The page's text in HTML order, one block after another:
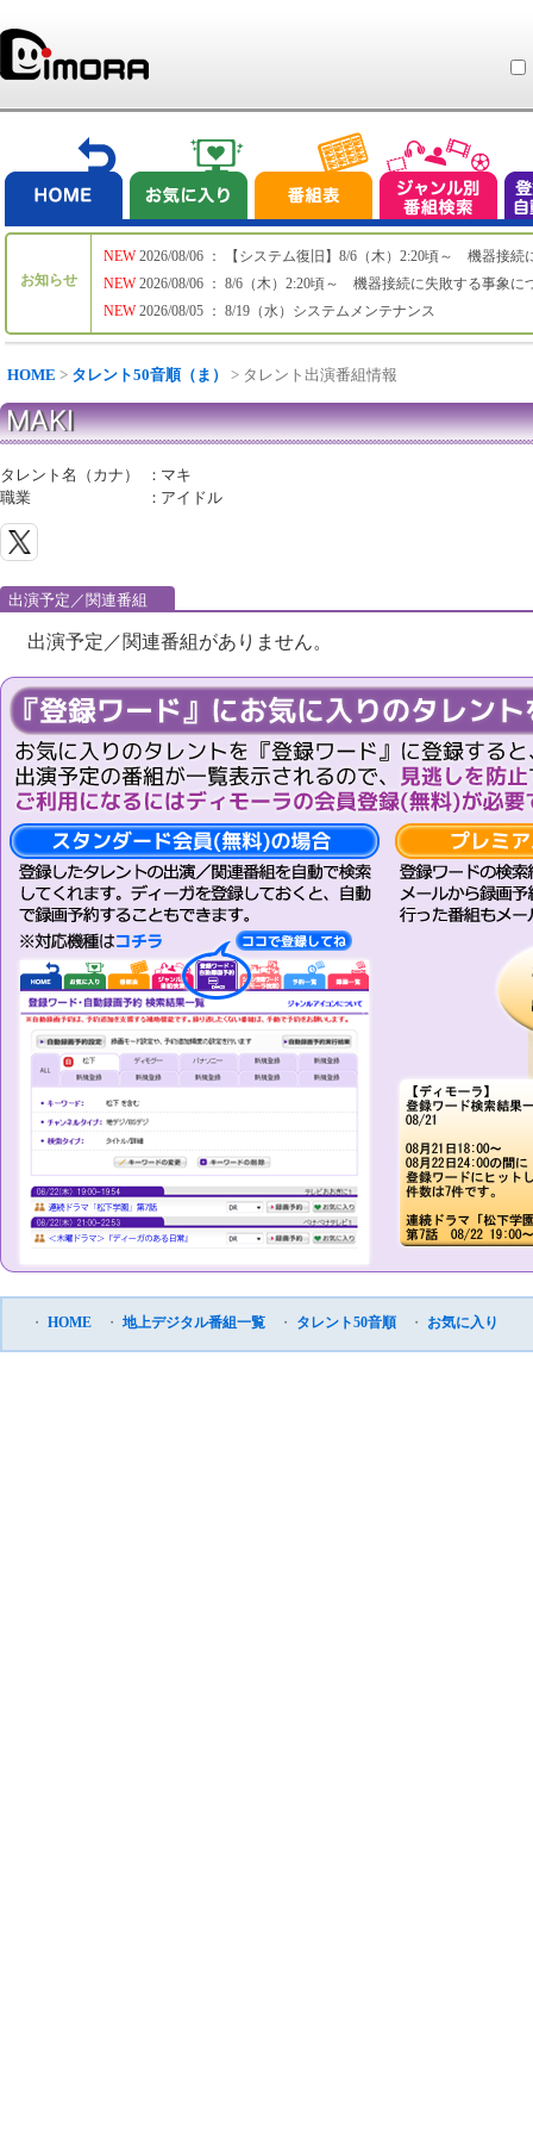
お知らせ
NEW
NEW
NEW
2026/08/06 ： 【システム復旧】8/6（木）2:20頃～ 機器接続
2026/08/06 ： 8/6（木）2:20頃～ 機器接続に失敗する事象に
2026/08/05 ： 8/19（水）システムメンテナンス
HOME > タレント50音順（ま） > タレント出演番組情報
MAKI
タレント名（カナ） ： マキ
職業
： アイドル
出演予定／関連番組
出演予定／関連番組がありません。
・ HOME ・ 地上デジタル番組一覧 ・ タレント50音順 ・ お気に入り